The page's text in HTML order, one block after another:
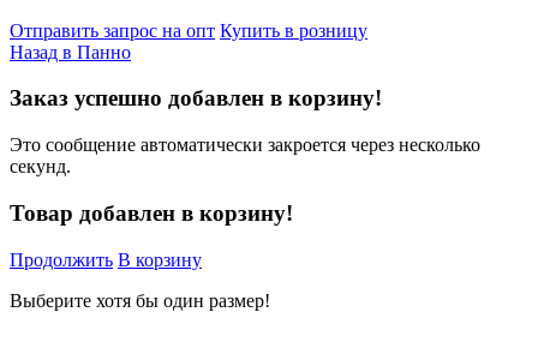
Отправить запрос на опт Купить в розницу
Назад в Панно
Заказ успешно добавлен в корзину!
Это сообщение автоматически закроется через несколько
секунд.
Товар добавлен в корзину!
Продолжить В корзину
Выберите хотя бы один размер!